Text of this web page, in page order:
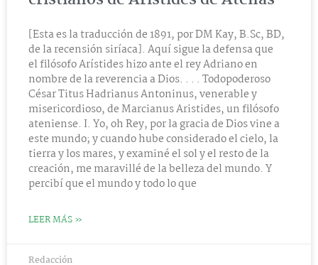
[Esta es la traducción de 1891, por DM Kay, B.Sc, BD,
de la recensión siríaca]. Aquí sigue la defensa que
el filósofo Arístides hizo ante el rey Adriano en
nombre de la reverencia a Dios. . . . Todopoderoso
César Titus Hadrianus Antoninus, venerable y
misericordioso, de Marcianus Aristides, un filósofo
ateniense. I. Yo, oh Rey, por la gracia de Dios vine a
este mundo; y cuando hube considerado el cielo, la
tierra y los mares, y examiné el sol y el resto de la
creación, me maravillé de la belleza del mundo. Y
percibí que el mundo y todo lo que
LEER MÁS »
Redacción